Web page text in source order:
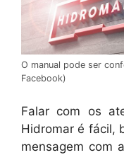
O manual pode ser
Facebook)
Falar com os
Hidromar é fácil,
mensagem com